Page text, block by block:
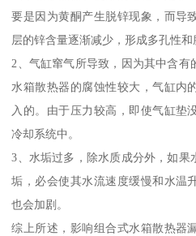
要是因为黄酮产生脱锌现象，而导
层的锌含量逐渐减少，形成多孔性和
2、气缸窜气所导致，因为其中含
水箱散热器的腐蚀性较大，气缸内
入的。由于压力较高，即使气缸垫
冷却系统中。
3、水垢过多，除水质成分外，如果
垢，必会使其水流速度缓慢和水温
也会加剧。
综上所述，影响组合式水箱散热器